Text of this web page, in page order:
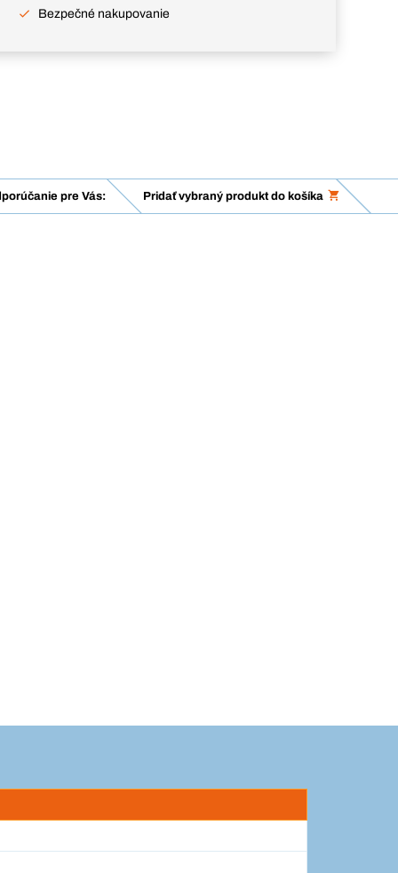
Bezpečné nakupovanie
pre Vás: Pridať vybraný produkt do košíka